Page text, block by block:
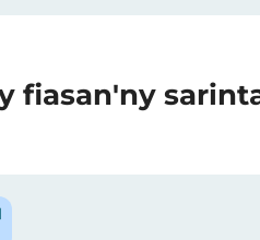
fiasan'ny